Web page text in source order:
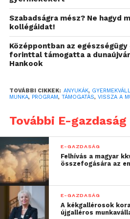
lehetőségről van
más
karrierszünet
szükségszerűen
pályafutás
segítséggel egy
szakasz kezdete
– mondta el Fremda Balázs, a
budapesti irodájának HR-
Szabadságra mész? Ne hagyd
kollégáidat!
Középpontban az
forinttal támogatta a
Hankook
TOVÁBBI CIKKEK: ANYUKÁK,
MUNKA, PROGRAM, TÁMOGATÁS, VISSZA A
További E-gazdaság
E-GAZDASÁG
Felhívás a magyar
összefogására az
E-GAZDASÁG
A kékgallérosok
újgalléros